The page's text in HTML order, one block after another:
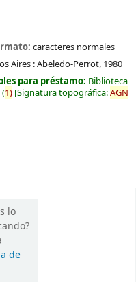
caracteres normales
Aires :Abeledo-Perrot, 1980
para préstamo: Biblioteca
(1) Signatura topográfica:AGN
lo
de